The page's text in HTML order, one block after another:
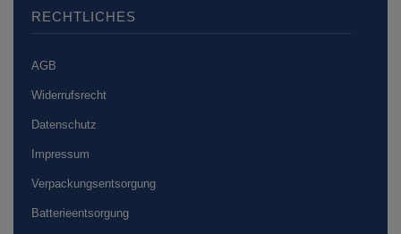
RECHTLICHES
AGB
Widerrufsrecht
Datenschutz
Impressum
Verpackungsentsorgung
Batterieentsorgung